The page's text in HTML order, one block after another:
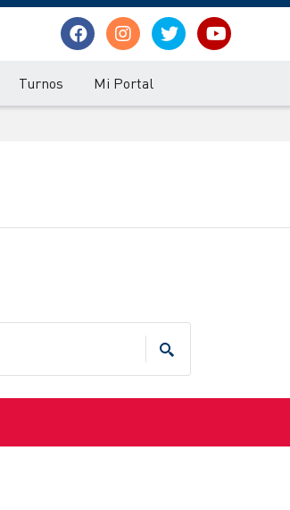
Turnos Mi Portal